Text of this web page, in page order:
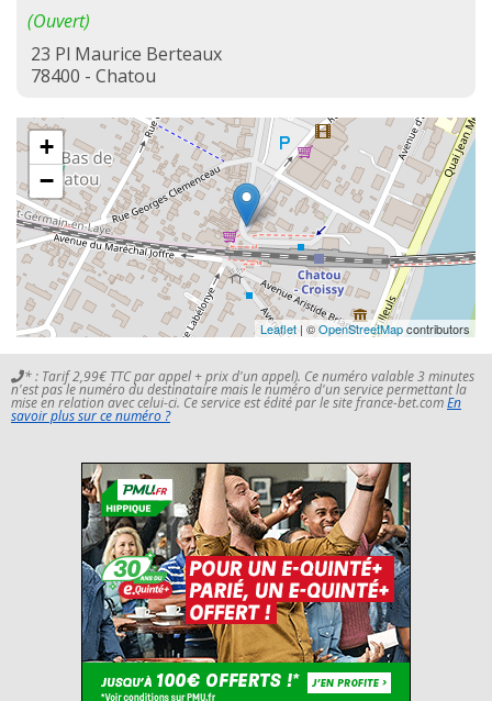
(Ouvert)
23 Pl Maurice Berteaux
78400 - Chatou
+
−
Leaflet | ©OpenStreetMapcontributors
* : Tarif 2,99€ TTC par appel + prix d'un appel). Ce numéro valable 3 minutes
n'est pas le numéro du destinataire mais le numéro d'un service permettant la
mise en relation avec celui-ci. Ce service est édité par le site france-bet.comEn
savoir plus sur ce numéro ?